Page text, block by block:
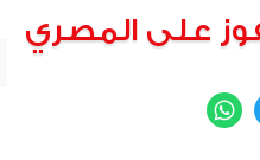
على المصري
Twitter